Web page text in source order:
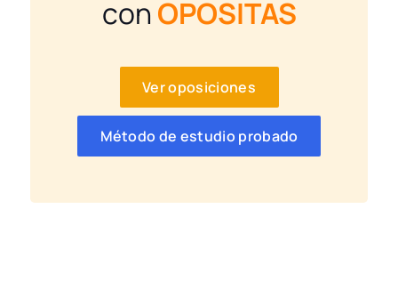
con OPOSITAS
Ver oposiciones
Método de estudio probado